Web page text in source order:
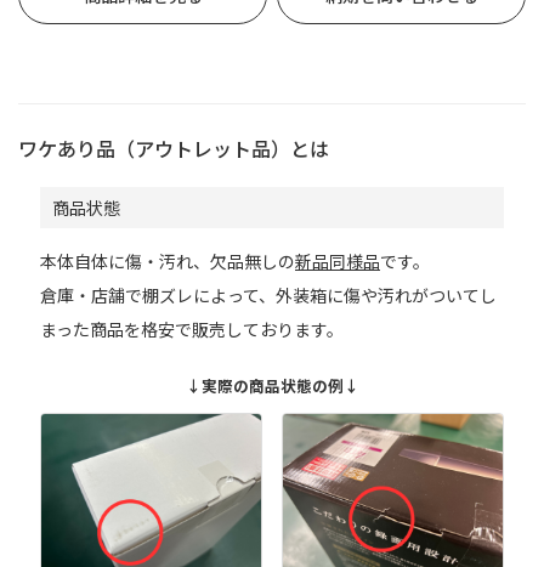
ワケあり品（アウトレット品）とは
商品状態
本体自体に傷・汚れ、欠品無しの新品同様品です。
倉庫・店舗で棚ズレによって、外装箱に傷や汚れがついてし
まった商品を格安で販売しております。
↓実際の商品状態の例↓